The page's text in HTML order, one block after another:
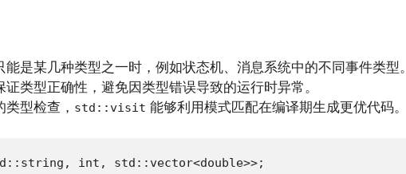
能是某几种类型之一时，例如状态机、消息系统中的不同事件类型。
类型正确性，避免因类型错误导致的运行时异常。
型检查， std::visit 能够利用模式匹配在编译期生成更优代码。
int, std::vector<double>>;